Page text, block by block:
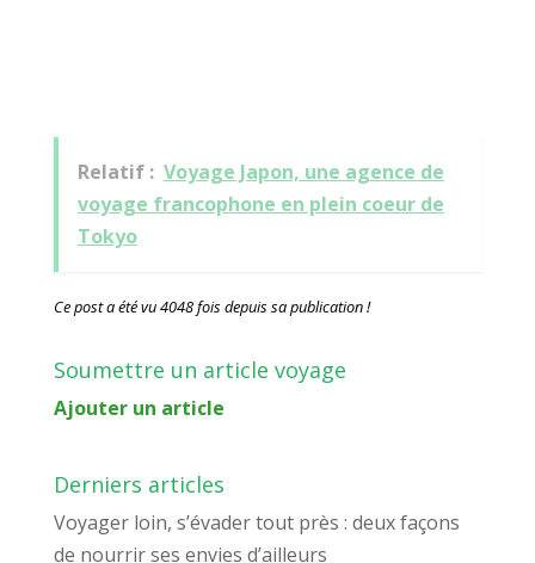
Relatif : Voyage Japon, une agence de
voyage francophone en plein coeur de
Tokyo
Ce post a été vu 4048 fois depuis sa publication !
Soumettre un article voyage
Ajouter un article
Derniers articles
Voyager loin, s’évader tout près : deux façons
de nourrir ses envies d’ailleurs